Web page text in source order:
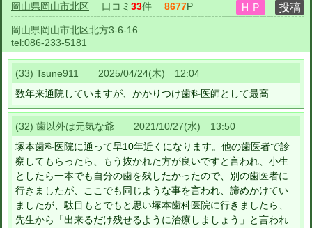
岡山県岡山市北区 口コミ 33件 8677P
岡山県岡山市北区北方3-6-16
tel:086-233-5181
(33) Tsune911 2025/04/24(木) 12:04
数年来通院していますが、かかりつけ歯科医師として最高
(32) 歯以外は元気な爺 2021/10/27(水) 13:50
塚本歯科医院に通って早10年近くになります。他の歯医者で診
察してもらったら、もう抜かれた方が良いですと言われ、小生
としたら一本でも自分の歯を残したかったので、別の歯医者に
行きましたが、ここでも同じような事を言われ、諦めかけてい
ましたが、駄目もとでもと思い塚本歯科医院に行きましたら、
先生から「出来るだけ残せるように治療しましょう」と言われ